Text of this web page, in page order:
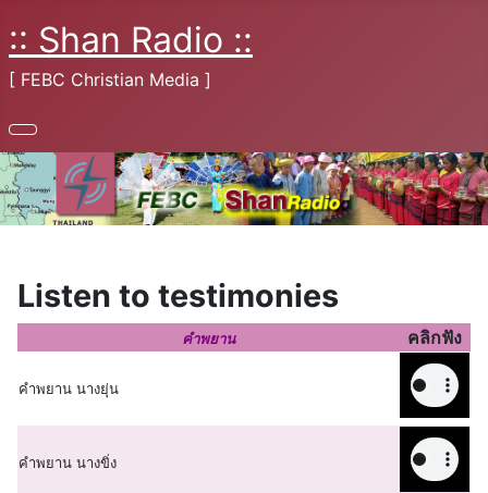
:: Shan Radio ::
[ FEBC Christian Media ]
Listen to testimonies
คำพยาน คลิกฟัง
คำพยาน นางยุ่น
คำพยาน นางขิ่ง